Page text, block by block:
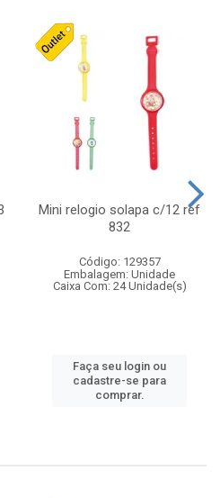
Mini relogio solapa c/12 ref
832
Código: 129357
Embalagem: Unidade
Caixa Com: 24 Unidade(s)
Faça seu login ou
cadastre-se para
comprar.